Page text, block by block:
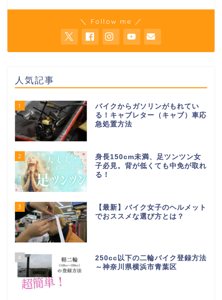
＼ Follow me ／
人気記事
1
バイクからガソリンがもれてい
る！キャブレター（キャブ）車応
急処置方法
2
身長150cm未満、足ツンツン女
子必見。背が低くても中免が取れ
る！
3
【最新】バイク女子のヘルメット
でおススメな選び方とは？
4
250cc以下の二輪バイク登録方法
～神奈川県横浜市青葉区